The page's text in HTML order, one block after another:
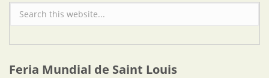
Formulario de búsqueda
Feria Mundial de Saint Louis